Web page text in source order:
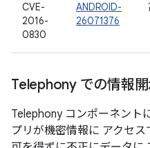
CVE-
2016-
0830
ANDROID-
26071376
Telephony での情報
Telephony コンポーネント
プリが機密情報に アクセ